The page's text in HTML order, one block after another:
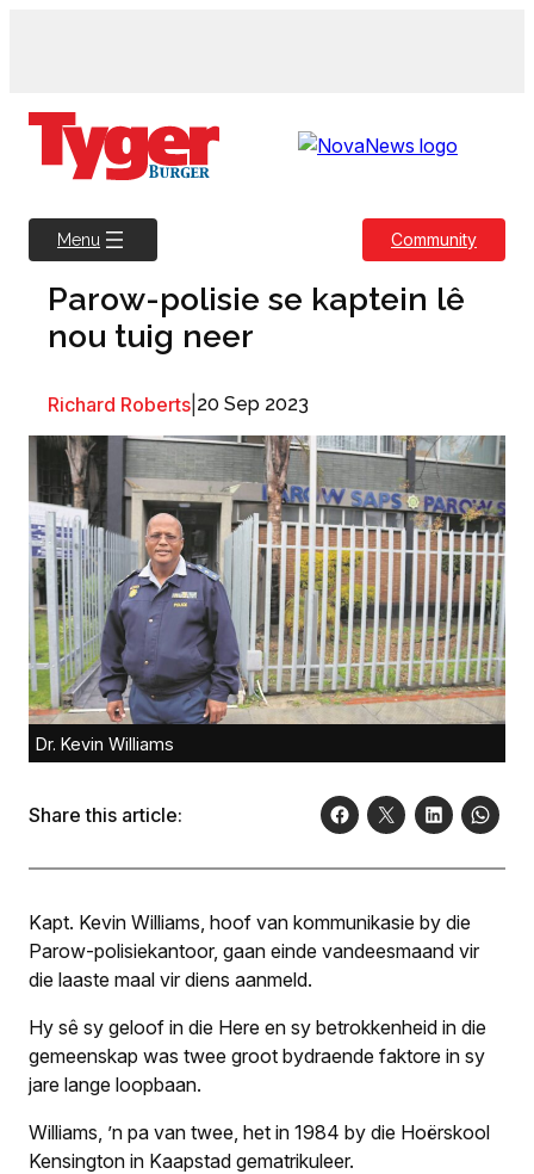
Menu Community
Parow-polisie se kaptein lê
nou tuig neer
Richard Roberts 20 Sep 2023
Dr. Kevin Williams
Share this article:
Kapt. Kevin Williams, hoof van kommunikasie by die
Parow-polisiekantoor, gaan einde vandeesmaand vir
die laaste maal vir diens aanmeld.
Hy sê sy geloof in die Here en sy betrokkenheid in die
gemeenskap was twee groot bydraende faktore in sy
jare lange loopbaan.
Williams, ’n pa van twee, het in 1984 by die Hoërskool
Kensington in Kaapstad gematrikuleer.